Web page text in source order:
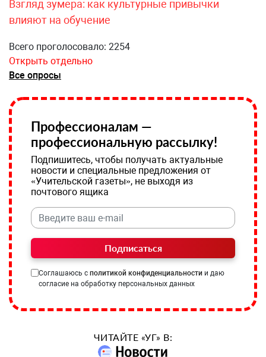
Взгляд зумера: как культурные привычки
влияют на обучение
Всего проголосовало: 2254
Открыть отдельно
Все опросы
Профессионалам —
профессиональную рассылку!
Подпишитесь, чтобы получать актуальные
новости и специальные предложения от
«Учительской газеты», не выходя из
почтового ящика
Подписаться
Соглашаюсь с политикой конфиденциальности и даю
согласие на обработку персональных данных
ЧИТАЙТЕ «УГ» В: